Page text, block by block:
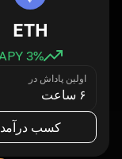
ETH
3% APY
اولین پاداش در
۶ ساعت
کسب درآمد